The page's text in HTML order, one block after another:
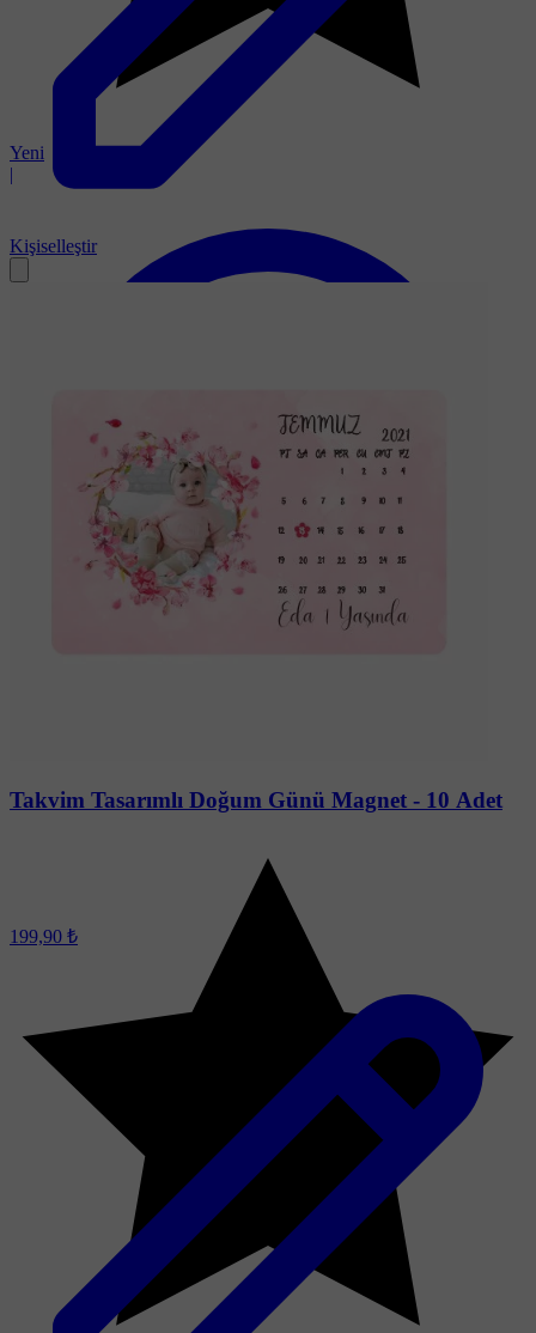
Yeni
|
Kişiselleştir
Takvim Tasarımlı Doğum Günü Magnet - 10 Adet
199,90 ₺